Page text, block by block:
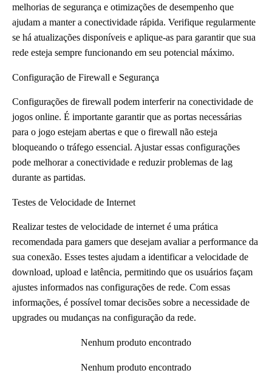
melhorias de segurança e otimizações de desempenho que
ajudam a manter a conectividade rápida. Verifique regularmente
se há atualizações disponíveis e aplique-as para garantir que sua
rede esteja sempre funcionando em seu potencial máximo.
Configuração de Firewall e Segurança
Configurações de firewall podem interferir na conectividade de
jogos online. É importante garantir que as portas necessárias
para o jogo estejam abertas e que o firewall não esteja
bloqueando o tráfego essencial. Ajustar essas configurações
pode melhorar a conectividade e reduzir problemas de lag
durante as partidas.
Testes de Velocidade de Internet
Realizar testes de velocidade de internet é uma prática
recomendada para gamers que desejam avaliar a performance da
sua conexão. Esses testes ajudam a identificar a velocidade de
download, upload e latência, permitindo que os usuários façam
ajustes informados nas configurações de rede. Com essas
informações, é possível tomar decisões sobre a necessidade de
upgrades ou mudanças na configuração da rede.
Nenhum produto encontrado
Nenhum produto encontrado